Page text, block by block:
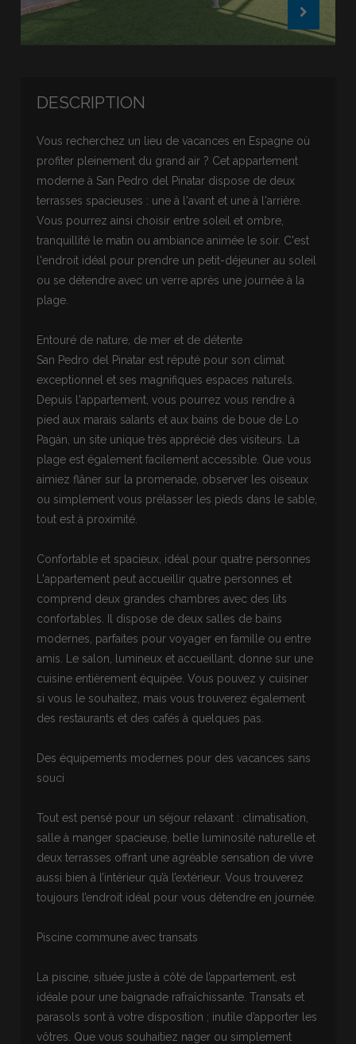
DESCRIPTION
Vous recherchez un lieu de vacances en Espagne où
profiter pleinement du grand air ? Cet appartement
moderne à San Pedro del Pinatar dispose de deux
terrasses spacieuses : une à l'avant et une à l'arrière.
Vous pourrez ainsi choisir entre soleil et ombre,
tranquillité le matin ou ambiance animée le soir. C'est
l'endroit idéal pour prendre un petit-déjeuner au soleil
ou se détendre avec un verre après une journée à la
plage.
Entouré de nature, de mer et de détente
San Pedro del Pinatar est réputé pour son climat
exceptionnel et ses magnifiques espaces naturels.
Depuis l'appartement, vous pourrez vous rendre à
pied aux marais salants et aux bains de boue de Lo
Pagán, un site unique très apprécié des visiteurs. La
plage est également facilement accessible. Que vous
aimiez flâner sur la promenade, observer les oiseaux
ou simplement vous prélasser les pieds dans le sable,
tout est à proximité.
Confortable et spacieux, idéal pour quatre personnes
L'appartement peut accueillir quatre personnes et
comprend deux grandes chambres avec des lits
confortables. Il dispose de deux salles de bains
modernes, parfaites pour voyager en famille ou entre
amis. Le salon, lumineux et accueillant, donne sur une
cuisine entièrement équipée. Vous pouvez y cuisiner
si vous le souhaitez, mais vous trouverez également
des restaurants et des cafés à quelques pas.
Des équipements modernes pour des vacances sans
souci
Tout est pensé pour un séjour relaxant : climatisation,
salle à manger spacieuse, belle luminosité naturelle et
deux terrasses offrant une agréable sensation de vivre
aussi bien à l’intérieur qu’à l’extérieur. Vous trouverez
toujours l’endroit idéal pour vous détendre en journée.
Piscine commune avec transats
La piscine, située juste à côté de l’appartement, est
idéale pour une baignade rafraîchissante. Transats et
parasols sont à votre disposition ; inutile d’apporter les
vôtres. Que vous souhaitiez nager ou simplement